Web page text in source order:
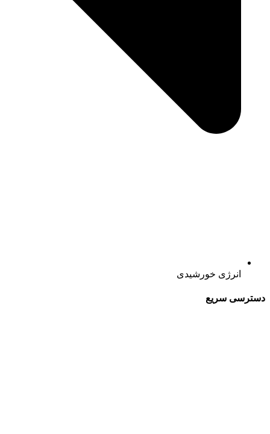
انرژی خورشیدی
دسترسی سریع